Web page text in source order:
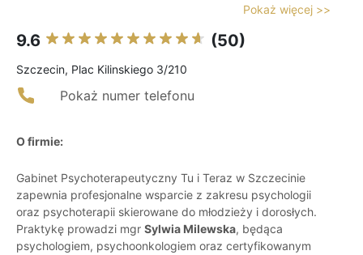
Pokaż więcej >>
9.6 (50)
Szczecin, Plac Kilinskiego 3/210
Pokaż numer telefonu
O firmie:
Gabinet Psychoterapeutyczny Tu i Teraz w Szczecinie
zapewnia profesjonalne wsparcie z zakresu psychologii
oraz psychoterapii skierowane do młodzieży i dorosłych.
Praktykę prowadzi mgr Sylwia Milewska, będąca
psychologiem, psychoonkologiem oraz certyfikowanym